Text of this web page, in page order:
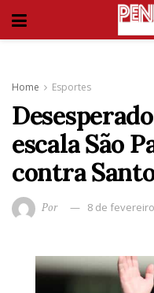
Home Esportes
escala São
contra
Por 8 de